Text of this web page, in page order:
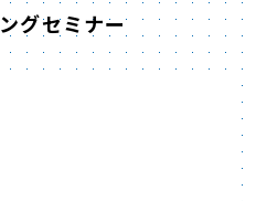
グセミナー